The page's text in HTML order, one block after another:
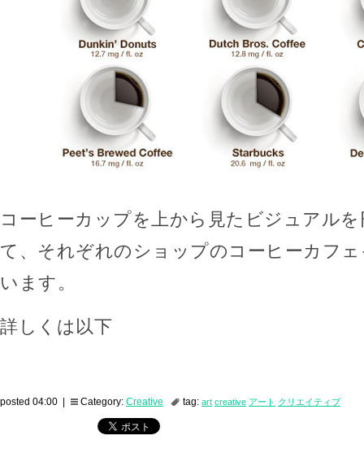
コーヒーカップを上から見たビジュアル
て、それぞれのショップのコーヒーカフ
います。
詳しくは以下
posted 04:00 | Category: Creative tag: art creative アート クリエイティブ